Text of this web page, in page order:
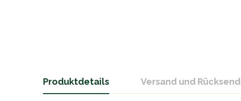
Produktdetails Versand und